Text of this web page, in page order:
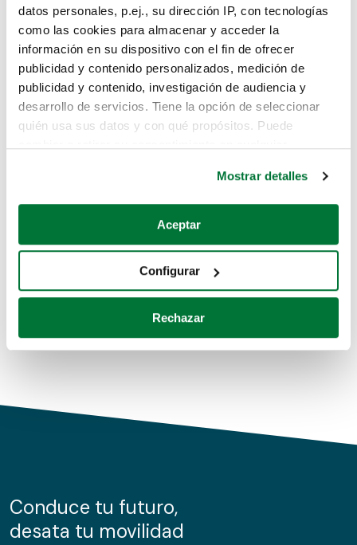
datos personales, p.ej., su dirección IP, con tecnologías
como las cookies para almacenar y acceder la
información en su dispositivo con el fin de ofrecer
publicidad y contenido personalizados, medición de
publicidad y contenido, investigación de audiencia y
desarrollo de servicios. Tiene la opción de seleccionar
quién usa sus datos y con qué propósitos. Puede
Si lo permite, también quisiéramos:
Recopilar información sobre su ubicación geográfica
Identificar su dispositivo analizándolo activamente
para buscar características específicas (huellas
Obtenga más información sobre cómo se procesan sus
de cookies.
información sobre el uso que haga del sitio web con
nuestros partners de redes sociales, publicidad y análisis
Mostrar detalles
Aceptar
Configurar
Rechazar
Lo sentimos, no sabemos como
te hemos traido hasta aquí.
Pero puedes encontrar el coche que estás
buscando en alguno de estos enlaces:
Coches de segunda mano
Coches de km0
Conduce tu futuro,
desata tu movilidad